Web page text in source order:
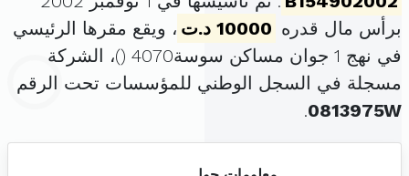
برأس مال قدره 10000 د.ت
، ويقع مقرها الرئيسي
في نهج 1 جوان مساكن سوسة4070 (
)، الشركة
مسجلة في السجل الوطني للمؤسسات تحت الرقم
0813975W
.